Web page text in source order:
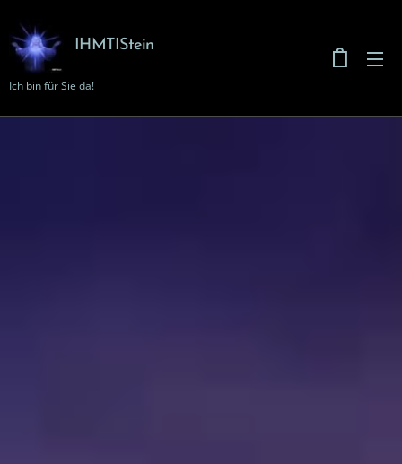
IHMTIStein
Ich bin für Sie da!